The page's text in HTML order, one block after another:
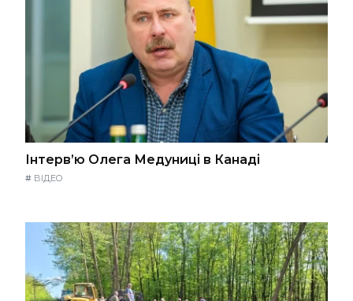
Інтерв’ю Олега Медуниці в Канаді
# ВІДЕО